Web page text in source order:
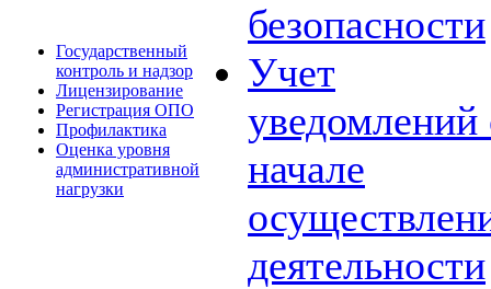
Государственный
контроль и надзор
Лицензирование
Регистрация ОПО
Профилактика
Оценка уровня
административной
нагрузки
безопасности
Учет
уведомлений
начале
деятельности